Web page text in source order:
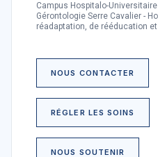
Campus Hospitalo-
Gérontologie Serre Cavalier -
réadaptation, de rééducation
NOUS CONTACTER
RÉGLER LES SOINS
NOUS SOUTENIR